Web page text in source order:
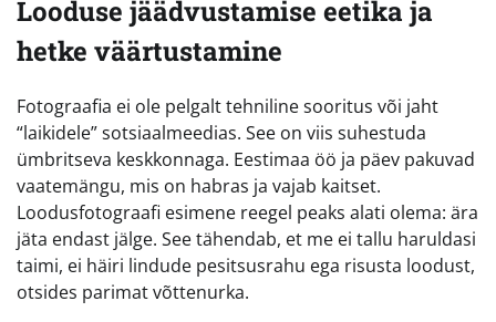
Looduse jäädvustamise eetika ja
hetke väärtustamine
Fotograafia ei ole pelgalt tehniline sooritus või jaht
“laikidele” sotsiaalmeedias. See on viis suhestuda
ümbritseva keskkonnaga. Eestimaa öö ja päev pakuvad
vaatemängu, mis on habras ja vajab kaitset.
Loodusfotograafi esimene reegel peaks alati olema: ära
jäta endast jälge. See tähendab, et me ei tallu haruldasi
taimi, ei häiri lindude pesitsusrahu ega risusta loodust,
otsides parimat võttenurka.